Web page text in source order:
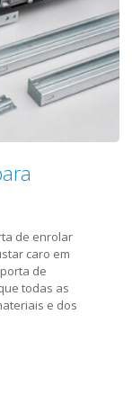
de enrolar
caro em
de
todas as
e dos